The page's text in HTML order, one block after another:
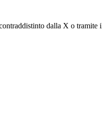
dalla X o